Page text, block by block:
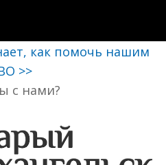
как помочь нашим
>>
с нами?